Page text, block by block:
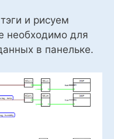
и рисуем
необходимо для
в панельке.